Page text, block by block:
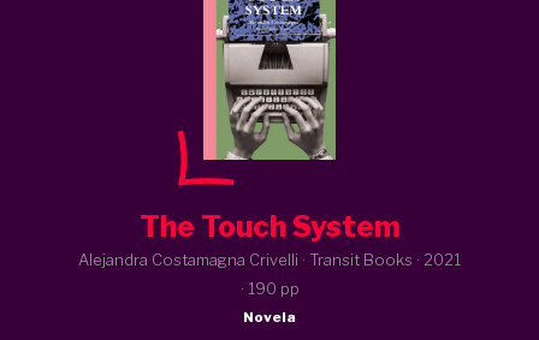
The Touch System
Alejandra Costamagna Crivelli · Transit Books · 2021
· 190 pp
Novela